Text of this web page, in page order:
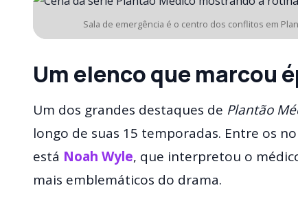
Sala de emergência é o centro dos conflitos em
Um elenco que marcou
Um dos grandes destaques de Plantão
longo de suas 15 temporadas. Entre os
está Noah Wyle, que interpretou o
mais emblemáticos do drama.